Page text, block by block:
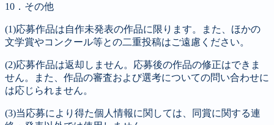
10．その他
(1)応募作品は自作未発表の作品に限ります。また、ほかの
文学賞やコンクール等との二重投稿はご遠慮ください。
(2)応募作品は返却しません。応募後の作品の修正はできま
せん。また、作品の審査および選考についての問い合わせに
は応じられません。
(3)当応募により得た個人情報に関しては、同賞に関する連